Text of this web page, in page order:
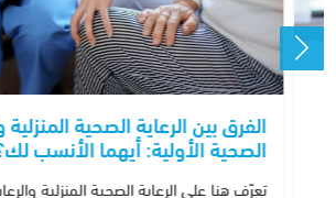
الفرق بين الرعاية الصحية المنزلية
الصحية الأولية: أيهما الأنسب
تعرّف هنا على الرعاية الصحية المنزلية